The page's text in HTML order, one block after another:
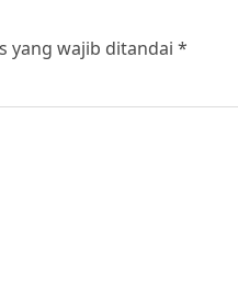
yang wajib ditandai *